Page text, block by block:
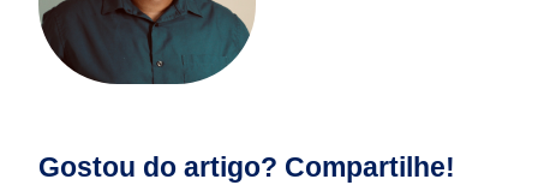
Gostou do artigo? Compartilhe!